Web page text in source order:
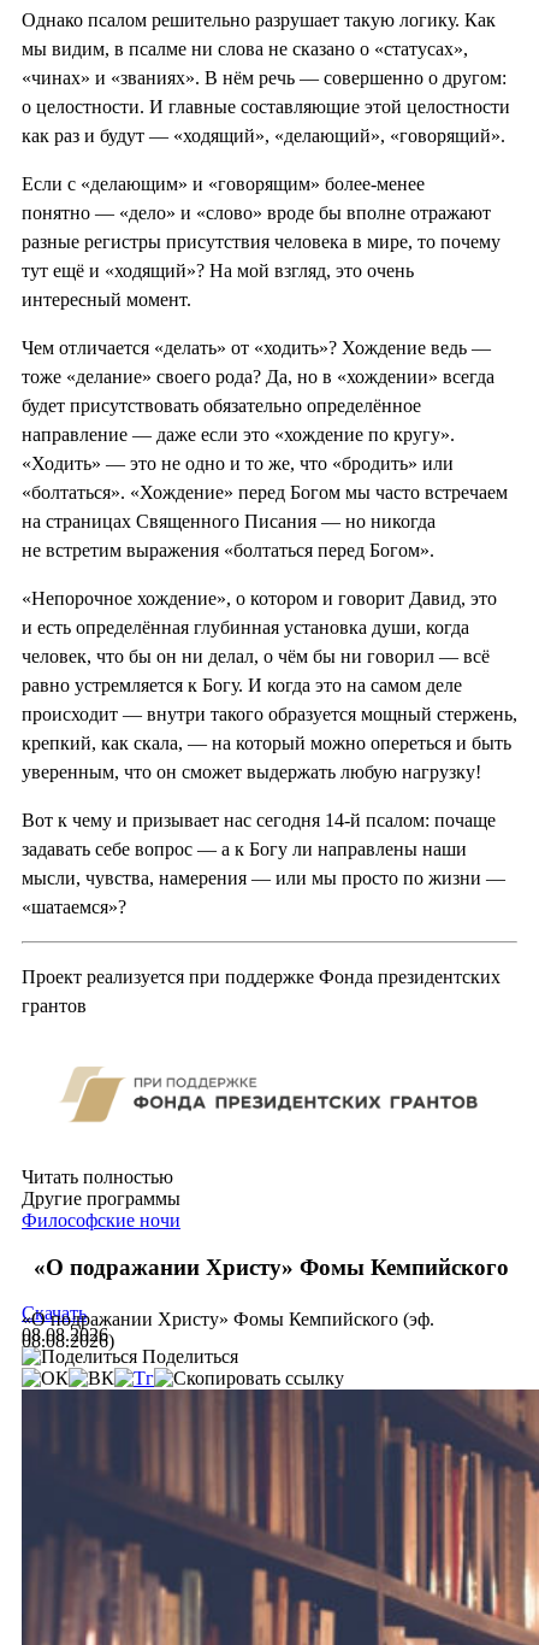
Однако псалом решительно разрушает такую логику. Как
мы видим, в псалме ни слова не сказано о «статусах»,
«чинах» и «званиях». В нём речь — совершенно о другом:
о целостности. И главные составляющие этой целостности
как раз и будут — «ходящий», «делающий», «говорящий».
Если с «делающим» и «говорящим» более-менее
понятно — «дело» и «слово» вроде бы вполне отражают
разные регистры присутствия человека в мире, то почему
тут ещё и «ходящий»? На мой взгляд, это очень
интересный момент.
Чем отличается «делать» от «ходить»? Хождение ведь —
тоже «делание» своего рода? Да, но в «хождении» всегда
будет присутствовать обязательно определённое
направление — даже если это «хождение по кругу».
«Ходить» — это не одно и то же, что «бродить» или
«болтаться». «Хождение» перед Богом мы часто встречаем
на страницах Священного Писания — но никогда
не встретим выражения «болтаться перед Богом».
«Непорочное хождение», о котором и говорит Давид, это
и есть определённая глубинная установка души, когда
человек, что бы он ни делал, о чём бы ни говорил — всё
равно устремляется к Богу. И когда это на самом деле
происходит — внутри такого образуется мощный стержень,
крепкий, как скала, — на который можно опереться и быть
уверенным, что он сможет выдержать любую нагрузку!
Вот к чему и призывает нас сегодня 14-й псалом: почаще
задавать себе вопрос — а к Богу ли направлены наши
мысли, чувства, намерения — или мы просто по жизни —
«шатаемся»?
Проект реализуется при поддержке Фонда президентских
грантов
Читать полностью
Другие программы
Философские ночи
«О подражании Христу» Фомы Кемпийского
«О подражании Христу» Фомы Кемпийского (эф.
08.08.2026)
Скачать
08.08.2026
Поделиться